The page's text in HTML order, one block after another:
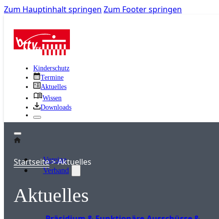
Zum Hauptinhalt springen Zum Footer springen
Kinderschutz
Termine
Aktuelles
Wissen
Downloads
Vereine
Verband
Startseite>Aktuelles
Aktuelles